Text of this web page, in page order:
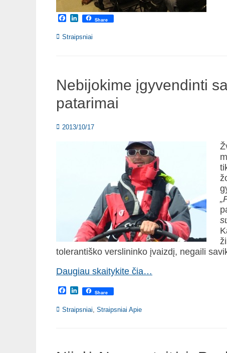
Facebook
LinkedIn
Share
Categories
Straipsniai
Nebijokime įgyvendinti
patarimai
Posted
2013/10/17
tolerantiško verslininko įvaizdį, negaili
Daugiau skaitykite čia…
Facebook
LinkedIn
Share
Categories
Straipsniai Straipsniai Apie